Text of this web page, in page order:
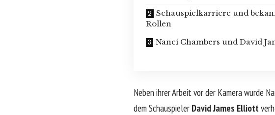
Schauspielkarriere und
Rollen
Nanci Chambers und David
Neben ihrer Arbeit vor der Kamera wurde
dem Schauspieler David James Elliott